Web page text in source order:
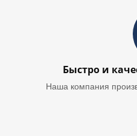
Быстро и
Наша компания